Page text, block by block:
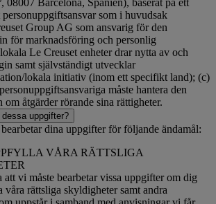
08007 Barcelona, Spanien), baserat på ett
som i huvudsak
Group AG som ansvarig för den
för marknadsföring och personlig
Le Creuset enheter drar nytta av och
samt självständigt utvecklar
lokala initiativ (inom ett specifikt land); (c)
måste hantera den
om åtgärder rörande sina rättigheter.
uppgifter?
dina uppgifter för följande ändamål:
VÅRA RÄTTSLIGA
att vi måste bearbetar vissa uppgifter om dig
rättsliga skyldigheter samt andra